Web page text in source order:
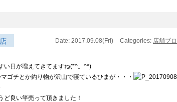
Date: 2017.09.08(Fri) Categories: 店舗ブ
い日が増えてきてますね(*^。^*)
ゴチとか釣り物が沢山で寝ているひまが・・・
ど良い竿売って頂きました！